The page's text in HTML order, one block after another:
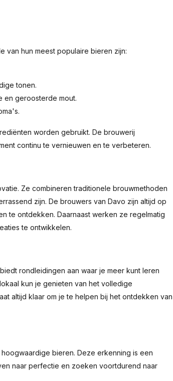
van hun meest populaire bieren zijn:
tonen.
en geroosterde mout.
worden gebruikt. De brouwerij
continu te vernieuwen en te verbeteren.
Ze combineren traditionele brouwmethoden
zijn. De brouwers van Davo zijn altijd op
te ontdekken. Daarnaast werken ze regelmatig
te ontwikkelen.
rondleidingen aan waar je meer kunt leren
kun je genieten van het volledige
altijd klaar om je te helpen bij het ontdekken van
bieren. Deze erkenning is een
naar perfectie en zoeken voortdurend naar